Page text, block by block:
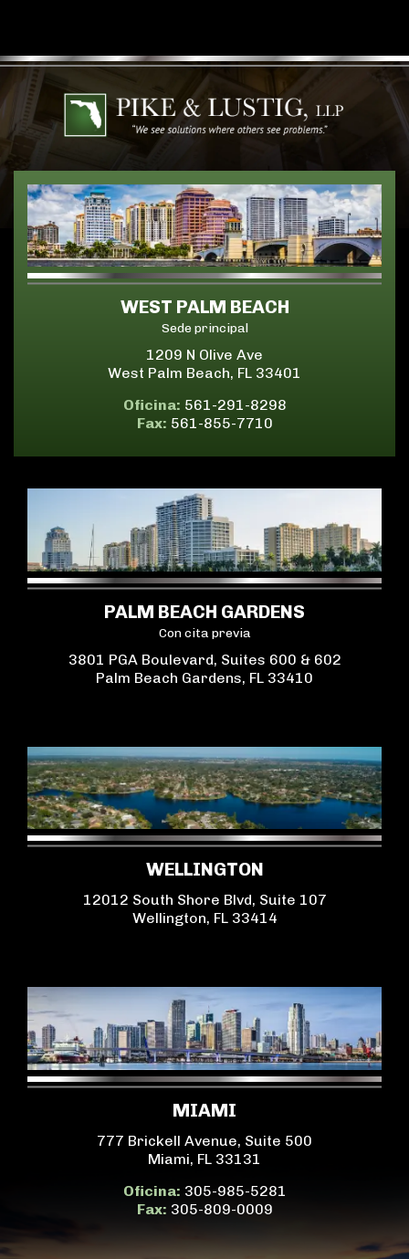
WEST PALM BEACH
Sede principal
1209 N Olive Ave
West Palm Beach, FL 33401
Oficina: 561-291-8298
Fax: 561-855-7710
PALM BEACH GARDENS
Con cita previa
3801 PGA Boulevard, Suites 600 & 602
Palm Beach Gardens, FL 33410
WELLINGTON
12012 South Shore Blvd, Suite 107
Wellington, FL 33414
MIAMI
777 Brickell Avenue, Suite 500
Miami, FL 33131
Oficina: 305-985-5281
Fax: 305-809-0009